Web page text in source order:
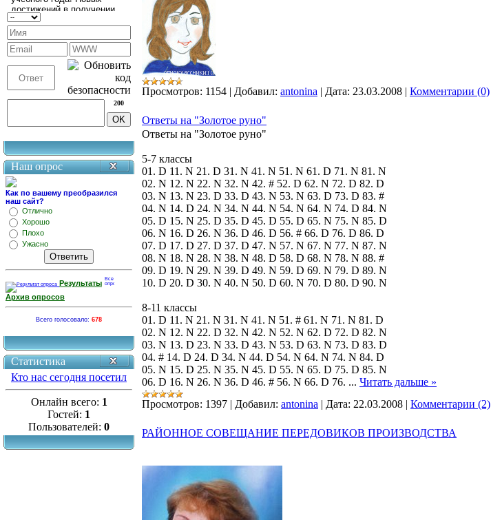
200
Наш опрос
Как по вашему преобразился
наш сайт?
Отлично
Хорошо
Плохо
Ужасно
Результаты
Архив опросов
Всего голосовало: 678
Статистика
Кто нас сегодня посетил
Онлайн всего: 1
Гостей: 1
Пользователей: 0
Просмотров: 1154 | Добавил: antonina | Дата: 23.03.2008 | Комментарии (0)
Ответы на "Золотое руно"
Ответы на "Золотое руно"
5-7 классы
01. D 11. N 21. D 31. N 41. N 51. N 61. D 71. N 81. N
02. N 12. N 22. N 32. N 42. # 52. D 62. N 72. D 82. D
03. N 13. N 23. D 33. D 43. N 53. N 63. D 73. D 83. #
04. N 14. D 24. N 34. N 44. N 54. N 64. N 74. D 84. N
05. D 15. N 25. D 35. D 45. D 55. D 65. N 75. N 85. D
06. N 16. D 26. N 36. D 46. D 56. # 66. D 76. D 86. D
07. D 17. D 27. D 37. D 47. N 57. N 67. N 77. N 87. N
08. N 18. N 28. N 38. N 48. D 58. D 68. N 78. N 88. #
09. D 19. N 29. N 39. D 49. N 59. D 69. N 79. D 89. N
10. D 20. D 30. N 40. N 50. D 60. N 70. D 80. D 90. N
8-11 классы
01. D 11. N 21. N 31. N 41. N 51. # 61. N 71. N 81. D
02. N 12. N 22. D 32. N 42. N 52. N 62. D 72. D 82. N
03. N 13. D 23. N 33. D 43. N 53. D 63. N 73. D 83. D
04. # 14. D 24. D 34. N 44. D 54. N 64. N 74. N 84. D
05. N 15. D 25. N 35. N 45. D 55. N 65. D 75. D 85. N
06. D 16. N 26. N 36. D 46. # 56. N 66. D 76. ... Читать дальше »
Просмотров: 1397 | Добавил: antonina | Дата: 22.03.2008 | Комментарии (2)
РАЙОННОЕ СОВЕЩАНИЕ ПЕРЕДОВИКОВ ПРОИЗВОДСТВА